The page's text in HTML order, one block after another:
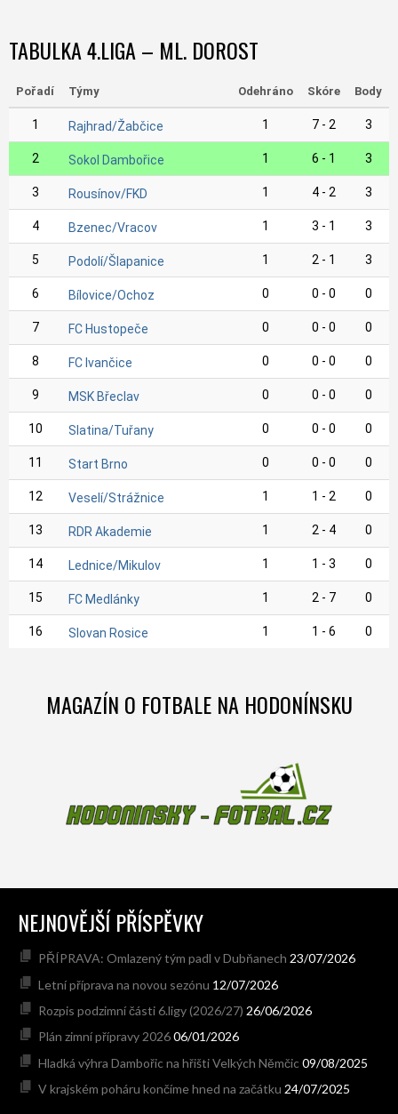
TABULKA 4.LIGA – ML. DOROST
Pořadí Týmy Odehráno Skóre Body
1 Rajhrad/Žabčice 1 7 - 2 3
2 Sokol Dambořice 1 6 - 1 3
3 Rousínov/FKD 1 4 - 2 3
4 Bzenec/Vracov 1 3 - 1 3
5 Podolí/Šlapanice 1 2 - 1 3
6 Bílovice/Ochoz 0 0 - 0 0
7 FC Hustopeče 0 0 - 0 0
8 FC Ivančice 0 0 - 0 0
9 MSK Břeclav 0 0 - 0 0
10 Slatina/Tuřany 0 0 - 0 0
11 Start Brno 0 0 - 0 0
12 Veselí/Strážnice 1 1 - 2 0
13 RDR Akademie 1 2 - 4 0
14 Lednice/Mikulov 1 1 - 3 0
15 FC Medlánky 1 2 - 7 0
16 Slovan Rosice 1 1 - 6 0
MAGAZÍN O FOTBALE NA HODONÍNSKU
NEJNOVĚJŠÍ PŘÍSPĚVKY
PŘÍPRAVA: Omlazený tým padl v Dubňanech 23/07/2026
Letní příprava na novou sezónu 12/07/2026
Rozpis podzimní části 6.ligy (2026/27) 26/06/2026
Plán zimní přípravy 202606/01/2026
Hladká výhra Dambořic na hřišti Velkých Němčic 09/08/2025
V krajském poháru končíme hned na začátku 24/07/2025